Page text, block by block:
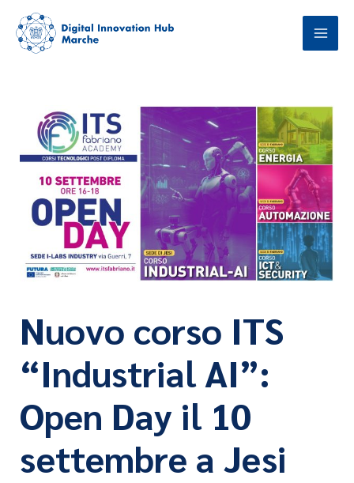
contenuto
Nuovo corso ITS
“Industrial AI”:
Open Day il 10
settembre a Jesi